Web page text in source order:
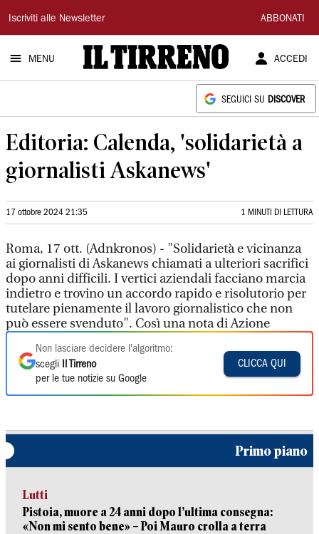
Il
Tirreno
Iscriviti alle Newsletter ABBONATI
MENU ACCEDI
SEGUICI SU DISCOVER
Editoria: Calenda, 'solidarietà a
giornalisti Askanews'
17 ottobre 2024 21:35 1 MINUTI DI LETTURA
Roma, 17 ott. (Adnkronos) - "Solidarietà e vicinanza
ai giornalisti di Askanews chiamati a ulteriori sacrifici
dopo anni difficili. I vertici aziendali facciano marcia
indietro e trovino un accordo rapido e risolutorio per
tutelare pienamente il lavoro giornalistico che non
può essere svenduto". Così una nota di Azione
Non lasciare decidere l'algoritmo:
scegli
Il Tirreno
per le tue notizie su Google
CLICCA QUI
Primo piano
Lutti
Pistoia, muore a 24 anni dopo l’ultima consegna:
«Non mi sento bene» – Poi Mauro crolla a terra